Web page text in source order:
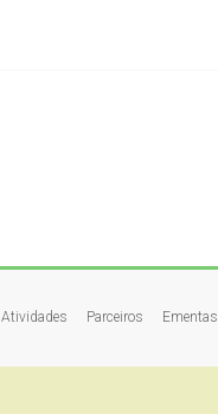
Atividades Parceiros Ementas